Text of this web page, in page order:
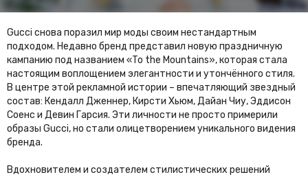
Gucci снова поразил мир моды своим нестандартным
подходом. Недавно бренд представил новую праздничную
кампанию под названием «To the Mountains», которая стала
настоящим воплощением элегантности и утончённого стиля.
В центре этой рекламной истории – впечатляющий звездный
состав: Кендалл Дженнер, Кирсти Хьюм, Дайан Чиу, Эддисон
Соенс и Девин Гарсия. Эти личности не просто примерили
образы Gucci, но стали олицетворением уникального видения
бренда.
Вдохновителем и создателем стилистических решений